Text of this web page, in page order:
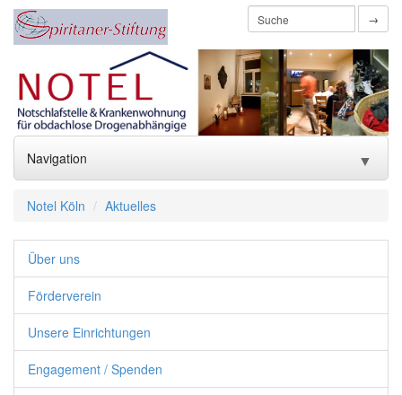
→
Navigation ▼
Home
Über uns ▼
Förderverein
Unsere Einrichtungen
Engagement / Spenden
Notel Köln Aktuelles
Über uns
Förderverein
Unsere Einrichtungen
Engagement / Spenden